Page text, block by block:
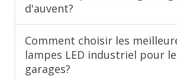
d'auvent?
Comment choisir les
lampes LED industriel pour
garages?